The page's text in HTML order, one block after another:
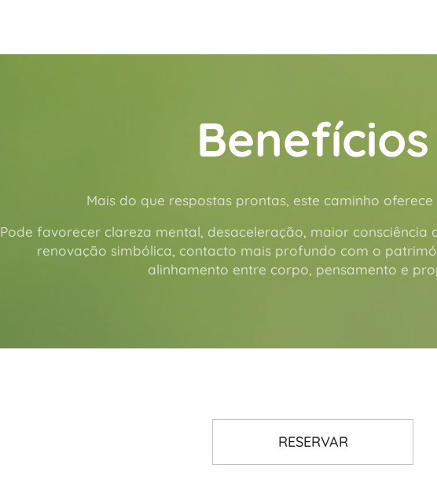
Benefícios
Mais do que respostas prontas, este caminho
Pode favorecer clareza mental, desaceleração, maior consciência
renovação simbólica, contacto mais profundo com o
alinhamento entre corpo, pensamento e
RESERVAR